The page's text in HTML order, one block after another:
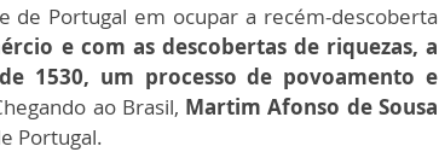
de Portugal em ocupar a recém-descoberta
e com as descobertas de riquezas, a
1530, um processo de povoamento e
ao Brasil, Martim Afonso de Sousa
Portugal.